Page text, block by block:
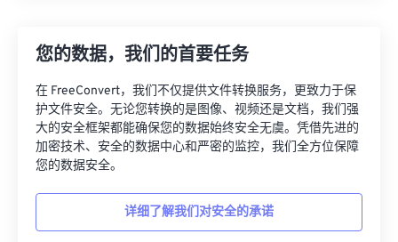
您的数据，我们的首要任务
在 FreeConvert，我们不仅提供文件转换服务，更致力于保
护文件安全。无论您转换的是图像、视频还是文档，我们强
大的安全框架都能确保您的数据始终安全无虞。凭借先进的
加密技术、安全的数据中心和严密的监控，我们全方位保障
您的数据安全。
详细了解我们对安全的承诺